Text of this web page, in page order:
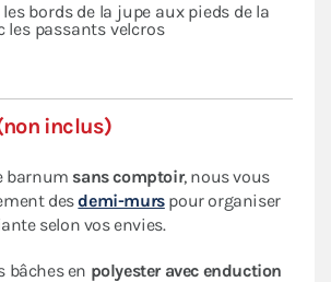
bords de la jupe aux pieds de la
les passants velcros
inclus)
barnum sans comptoir, nous vous
desdemi-murspour organiser
selon vos envies.
bâches en polyester avec enduction